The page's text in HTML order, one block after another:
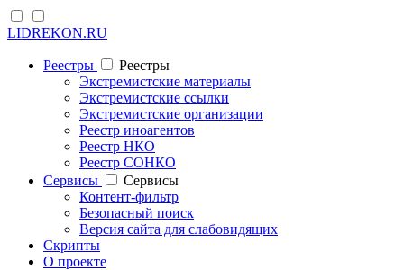
LIDREKON.RU
Реестры
Реестры
Экстремистские материалы
Экстремистские ссылки
Экстремистские организации
Реестр иноагентов
Реестр НКО
Реестр СОНКО
Cервисы
Cервисы
Контент-фильтр
Безопасный поиск
Версия сайта для слабовидящих
Скрипты
О проекте